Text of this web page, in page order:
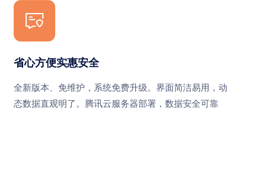
省心方便实惠安全
全新版本、免维护，系统免费升级。界面简洁易用，动
态数据直观明了。腾讯云服务器部署，数据安全可靠